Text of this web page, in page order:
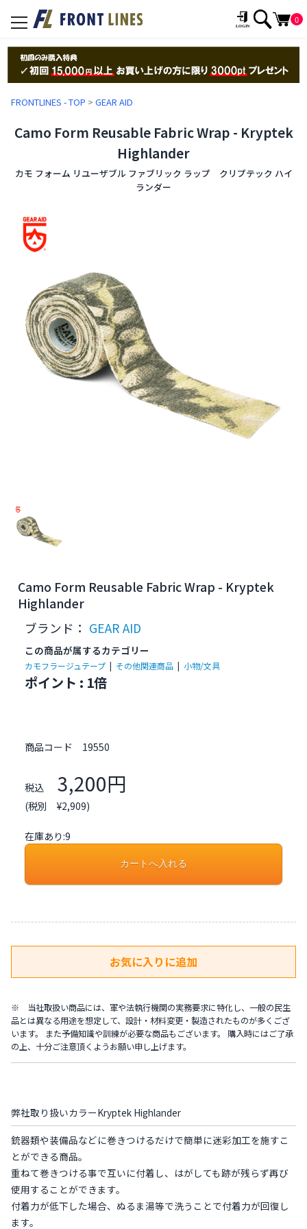
toggle
navigation
0
FRONTLINES - TOP > GEAR AID
Camo Form Reusable Fabric Wrap - Kryptek
Highlander
カモ フォーム リユーザブル ファブリック ラップ クリプテック ハイ
ランダー
Camo Form Reusable Fabric Wrap - Kryptek
Highlander
ブランド： GEAR AID
この商品が属するカテゴリー
カモフラージュテープ | その他関連商品 | 小物/文具
ポイント : 1倍
商品コード 19550
税込 3,200円
(税別 ¥2,909)
在庫あり:9
※ 当社取扱い商品には、軍や法執行機関の実務要求に特化し、一般の民生
品とは異なる用途を想定して、設計・材料変更・製造されたものが多くござ
います。 また予備知識や訓練が必要な商品もございます。 購入時にはご了承
の上、十分ご注意頂くようお願い申し上げます。
弊社取り扱いカラーKryptek Highlander
銃器類や装備品などに巻きつけるだけで簡単に迷彩加工を施すこ
とができる商品。
重ねて巻きつける事で互いに付着し、はがしても跡が残らず再び
使用することができます。
付着力が低下した場合、ぬるま湯等で洗うことで付着力が回復し
ます。